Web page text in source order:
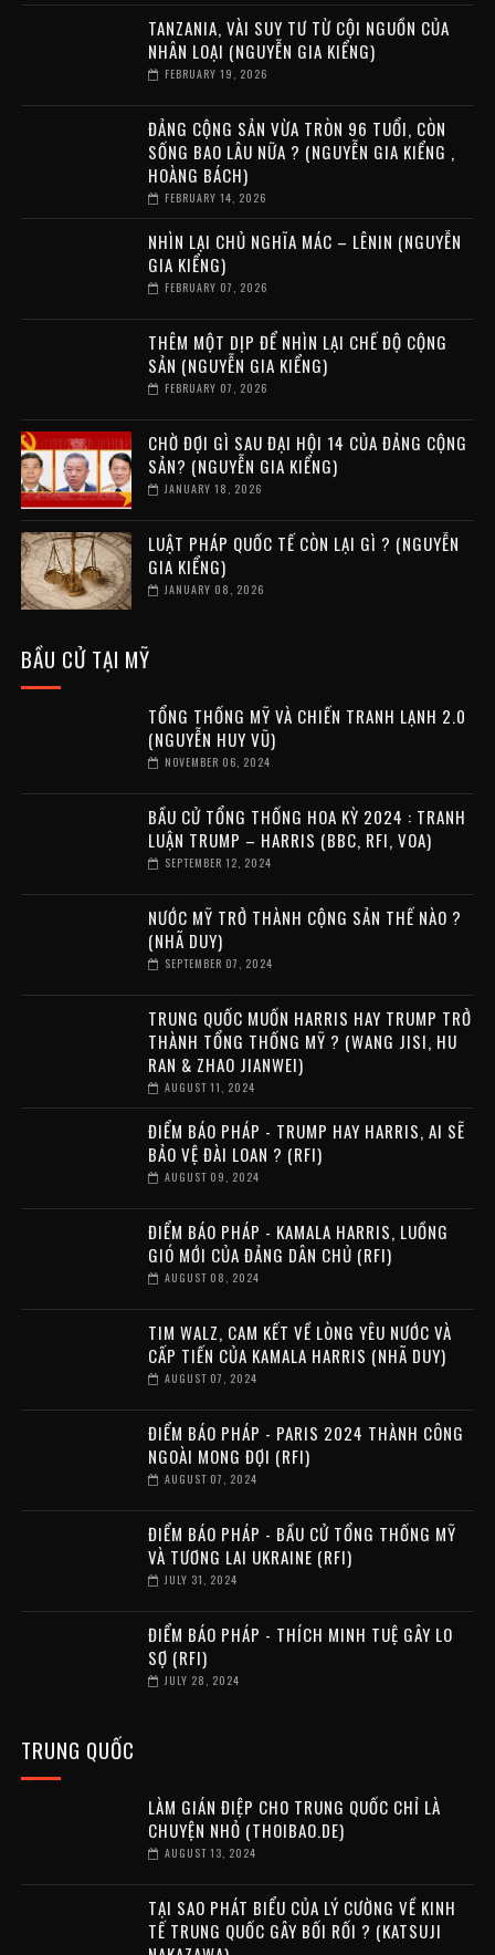
TANZANIA, VÀI SUY TƯ TỪ CỘI NGUỒN CỦA
NHÂN LOẠI (NGUYỄN GIA KIỂNG)
FEBRUARY 19, 2026
ĐẢNG CỘNG SẢN VỪA TRÒN 96 TUỔI, CÒN
SỐNG BAO LÂU NỮA ? (NGUYỄN GIA KIỂNG ,
HOÀNG BÁCH)
FEBRUARY 14, 2026
NHÌN LẠI CHỦ NGHĨA MÁC – LÊNIN (NGUYỄN
GIA KIỂNG)
FEBRUARY 07, 2026
THÊM MỘT DỊP ĐỂ NHÌN LẠI CHẾ ĐỘ CỘNG
SẢN (NGUYỄN GIA KIỂNG)
FEBRUARY 07, 2026
CHỜ ĐỢI GÌ SAU ĐẠI HỘI 14 CỦA ĐẢNG CỘNG
SẢN? (NGUYỄN GIA KIỂNG)
JANUARY 18, 2026
LUẬT PHÁP QUỐC TẾ CÒN LẠI GÌ ? (NGUYỄN
GIA KIỂNG)
JANUARY 08, 2026
BẦU CỬ TẠI MỸ
TỔNG THỐNG MỸ VÀ CHIẾN TRANH LẠNH 2.0
(NGUYỄN HUY VŨ)
NOVEMBER 06, 2024
BẦU CỬ TỔNG THỐNG HOA KỲ 2024 : TRANH
LUẬN TRUMP – HARRIS (BBC, RFI, VOA)
SEPTEMBER 12, 2024
NƯỚC MỸ TRỞ THÀNH CỘNG SẢN THẾ NÀO ?
(NHÃ DUY)
SEPTEMBER 07, 2024
TRUNG QUỐC MUỐN HARRIS HAY TRUMP TRỞ
THÀNH TỔNG THỐNG MỸ ? (WANG JISI, HU
RAN & ZHAO JIANWEI)
AUGUST 11, 2024
ĐIỂM BÁO PHÁP - TRUMP HAY HARRIS, AI SẼ
BẢO VỆ ĐÀI LOAN ? (RFI)
AUGUST 09, 2024
ĐIỂM BÁO PHÁP - KAMALA HARRIS, LUỒNG
GIÓ MỚI CỦA ĐẢNG DÂN CHỦ (RFI)
AUGUST 08, 2024
TIM WALZ, CAM KẾT VỀ LÒNG YÊU NƯỚC VÀ
CẤP TIẾN CỦA KAMALA HARRIS (NHÃ DUY)
AUGUST 07, 2024
ĐIỂM BÁO PHÁP - PARIS 2024 THÀNH CÔNG
NGOÀI MONG ĐỢI (RFI)
AUGUST 07, 2024
ĐIỂM BÁO PHÁP - BẦU CỬ TỔNG THỐNG MỸ
VÀ TƯƠNG LAI UKRAINE (RFI)
JULY 31, 2024
ĐIỂM BÁO PHÁP - THÍCH MINH TUỆ GÂY LO
SỢ (RFI)
JULY 28, 2024
TRUNG QUỐC
LÀM GIÁN ĐIỆP CHO TRUNG QUỐC CHỈ LÀ
CHUYỆN NHỎ (THOIBAO.DE)
AUGUST 13, 2024
TẠI SAO PHÁT BIỂU CỦA LÝ CƯỜNG VỀ KINH
TẾ TRUNG QUỐC GÂY BỐI RỐI ? (KATSUJI